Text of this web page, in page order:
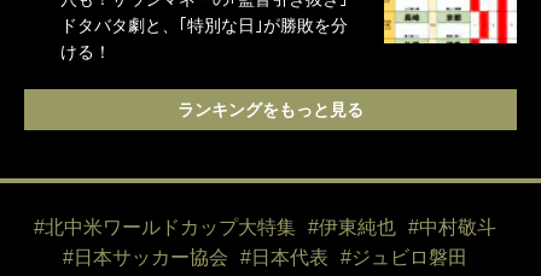
ドタバタ劇と、｢特別な日｣が勝敗を分
ける！
ランキングをもっと見る
#北中米ワールドカップ大特集 #伊東純也
#中村敬斗
#日本サッカー協会
#日本代表
#ジュビロ磐田